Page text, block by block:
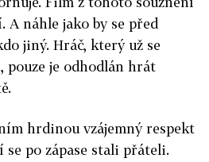
A náhle jako by se před
jiný. Hráč, který už se
pouze je odhodlán hrát
hrdinou vzájemný respekt
po zápase stali přáteli.